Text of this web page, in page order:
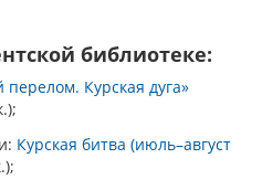
библиотеке:
перелом. Курская дуга»
Курская битва (июль–август